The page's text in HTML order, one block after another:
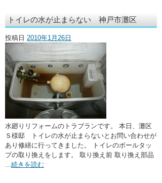
・ここに水栓がほしい
・水廻りメンテナンス
トイレの水が止まらない 神戸市灘区
投稿日 2010年1月26日
水廻りリフォームのトラブランです。 本日、灘区
Ｓ様邸 トイレの水が止まらないとお問い合わせが
あり修繕に行ってきました。 トイレのボールタッ
プの取り換えをします。 取り換え前 取り換え部品
続きを読む